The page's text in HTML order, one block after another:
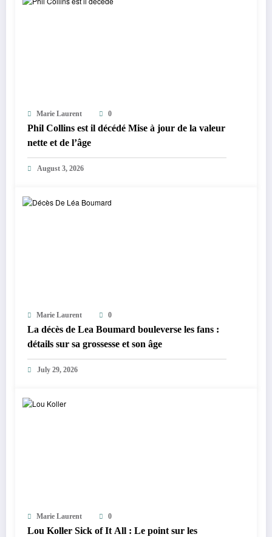
Marie Laurent 0
Phil Collins est il décédé Mise à jour de la valeur
nette et de l’âge
August 3, 2026
Marie Laurent 0
La décès de Lea Boumard bouleverse les fans :
détails sur sa grossesse et son âge
July 29, 2026
Marie Laurent 0
Lou Koller Sick of It All : Le point sur les